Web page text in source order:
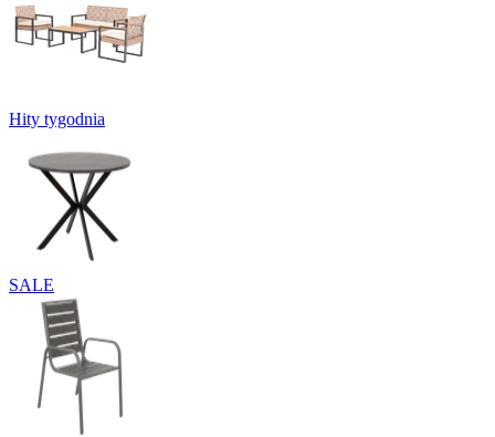
Hity tygodnia
SALE